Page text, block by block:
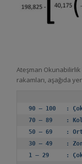
Ateşman
rakamları, aşağıda
90 – 100   :
70 – 89    :
50 – 69    :
30 – 49    :
1 – 29     :